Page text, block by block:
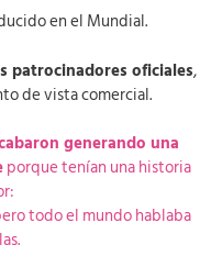
en el Mundial.
patrocinadores oficiales,
de vista comercial.
generando una
porque tenían una historia
todo el mundo hablaba